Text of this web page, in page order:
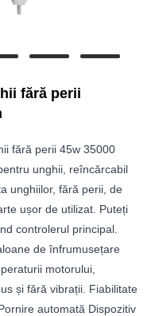
fără perii
fără perii 45w 35000
unghii, reîncărcabil
unghiilor, fără perii, de
ușor de utilizat. Puteți
controlerul principal.
de înfrumusețare
motorului,
și fără vibrații. Fiabilitate
automată Dispozitiv